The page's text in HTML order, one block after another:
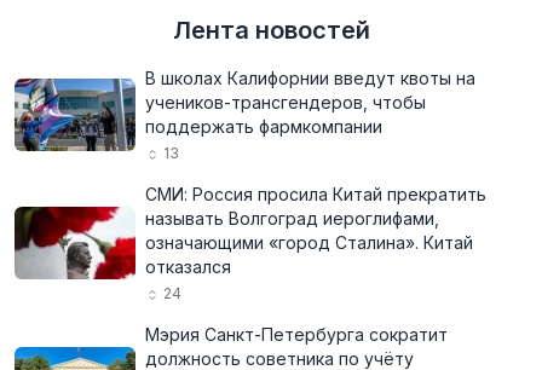
Лента новостей
В школах Калифорнии введут квоты на
учеников-трансгендеров, чтобы
поддержать фармкомпании
13
СМИ: Россия просила Китай прекратить
называть Волгоград иероглифами,
означающими «город Сталина». Китай
отказался
24
Мэрия Санкт-Петербурга сократит
должность советника по учёту